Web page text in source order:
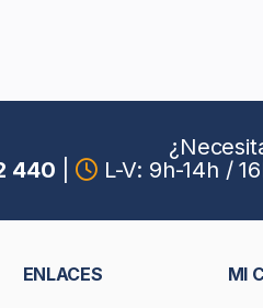
440
L-V: 9h-14h /
ENLACES MI